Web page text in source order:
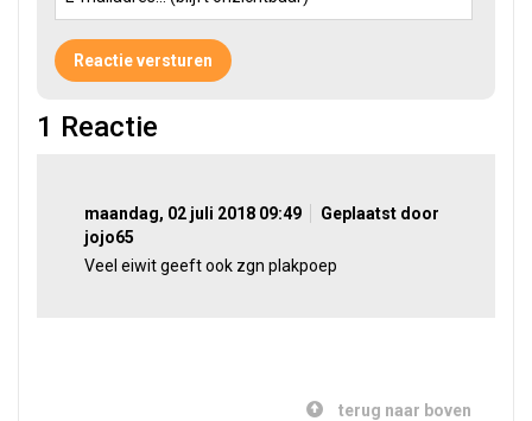
1 Reactie
maandag, 02 juli 2018 09:49
Geplaatst door
jojo65
Veel eiwit geeft ook zgn plakpoep
terug naar boven